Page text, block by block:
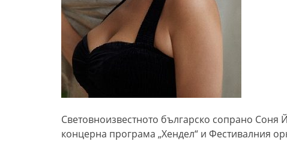
Световноизвестното българско сопрано Соня
концерна програма „Хендел“ и Фестивалния